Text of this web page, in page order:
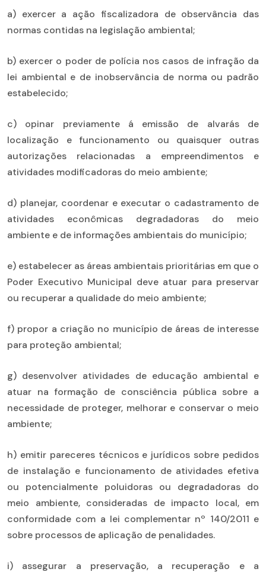
a) exercer a ação fiscalizadora de observância das
normas contidas na legislação ambiental;
b) exercer o poder de polícia nos casos de infração da
lei ambiental e de inobservância de norma ou padrão
estabelecido;
c) opinar previamente á emissão de alvarás de
localização e funcionamento ou quaisquer outras
autorizações relacionadas a empreendimentos e
atividades modificadoras do meio ambiente;
d) planejar, coordenar e executar o cadastramento de
atividades econômicas degradadoras do meio
ambiente e de informações ambientais do município;
e) estabelecer as áreas ambientais prioritárias em que o
Poder Executivo Municipal deve atuar para preservar
ou recuperar a qualidade do meio ambiente;
f) propor a criação no município de áreas de interesse
para proteção ambiental;
g) desenvolver atividades de educação ambiental e
atuar na formação de consciência pública sobre a
necessidade de proteger, melhorar e conservar o meio
ambiente;
h) emitir pareceres técnicos e jurídicos sobre pedidos
de instalação e funcionamento de atividades efetiva
ou potencialmente poluidoras ou degradadoras do
meio ambiente, consideradas de impacto local, em
conformidade com a lei complementar nº 140/2011 e
sobre processos de aplicação de penalidades.
i) assegurar a preservação, a recuperação e a